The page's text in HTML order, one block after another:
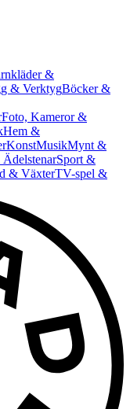
&
& VerktygBöcker &
Foto, Kameror &
Hem &
KonstMusikMynt &
Sport &
& VäxterTV-spel &